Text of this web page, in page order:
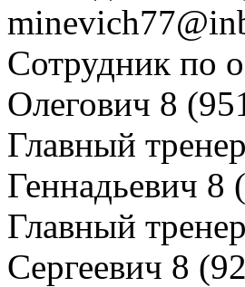
Сотрудник по
Олегович 8
Главный
Геннадьевич
Главный
Сергеевич 8